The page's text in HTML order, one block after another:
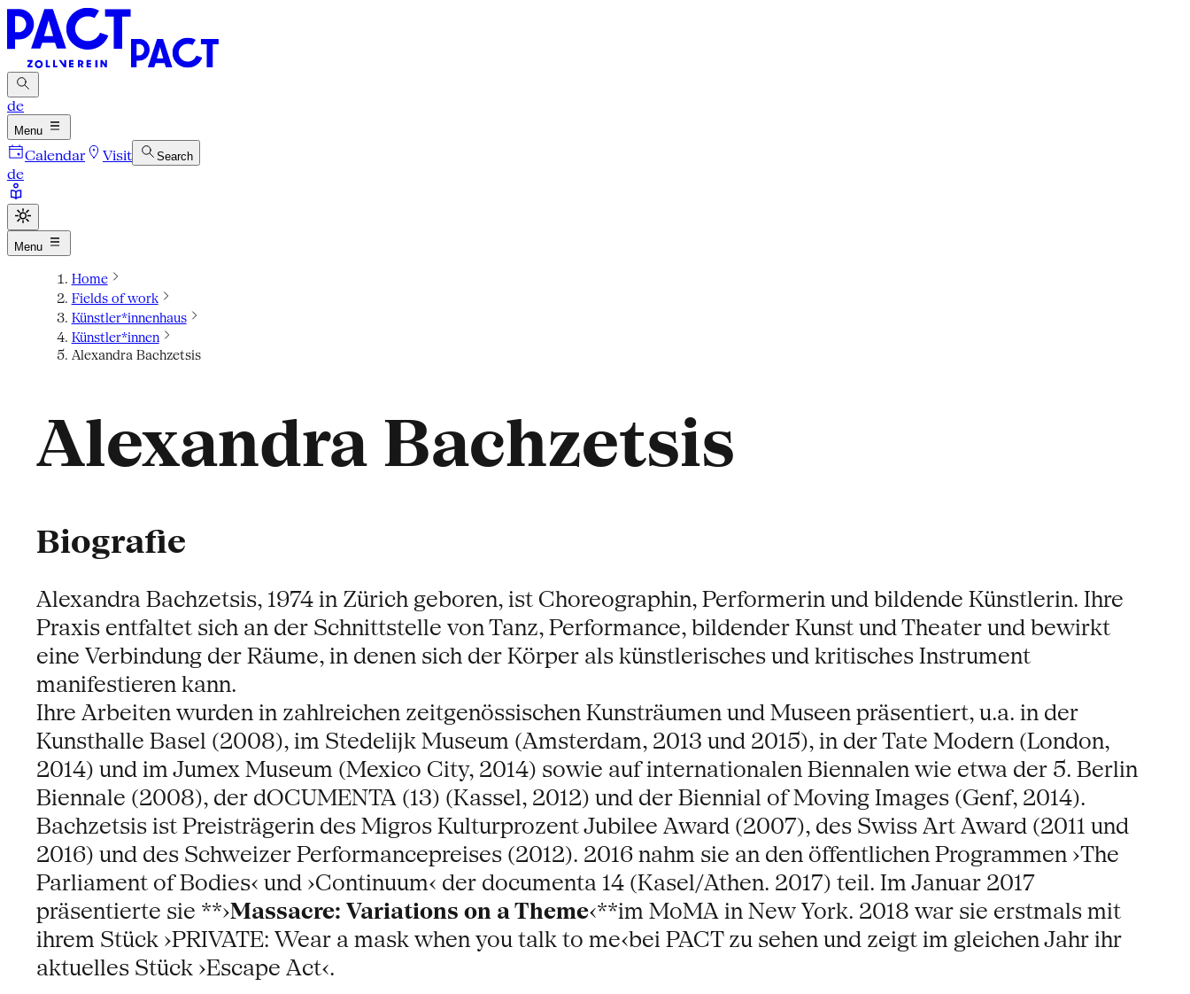
de
Menu
Calendar Visit Search
de
Menu
Home
Fields of work
Künstler*innenhaus
Künstler*innen
Alexandra Bachzetsis
Alexandra Bachzetsis
Biografie
Alexandra Bachzetsis, 1974 in Zürich geboren, ist Choreographin, Performerin und bildende Künstlerin. Ihre
Praxis entfaltet sich an der Schnittstelle von Tanz, Performance, bildender Kunst und Theater und bewirkt
eine Verbindung der Räume, in denen sich der Körper als künstlerisches und kritisches Instrument
manifestieren kann.
Ihre Arbeiten wurden in zahlreichen zeitgenössischen Kunsträumen und Museen präsentiert, u.a. in der
Kunsthalle Basel (2008), im Stedelijk Museum (Amsterdam, 2013 und 2015), in der Tate Modern (London,
2014) und im Jumex Museum (Mexico City, 2014) sowie auf internationalen Biennalen wie etwa der 5. Berlin
Biennale (2008), der dOCUMENTA (13) (Kassel, 2012) und der Biennial of Moving Images (Genf, 2014).
Bachzetsis ist Preisträgerin des Migros Kulturprozent Jubilee Award (2007), des Swiss Art Award (2011 und
2016) und des Schweizer Performancepreises (2012). 2016 nahm sie an den öffentlichen Programmen ›The
Parliament of Bodies‹ und ›Continuum‹ der documenta 14 (Kasel/Athen. 2017) teil. Im Januar 2017
präsentierte sie **›Massacre: Variations on a Theme‹**im MoMA in New York. 2018 war sie erstmals mit
ihrem Stück ›PRIVATE: Wear a mask when you talk to me‹bei PACT zu sehen und zeigt im gleichen Jahr ihr
aktuelles Stück ›Escape Act‹.